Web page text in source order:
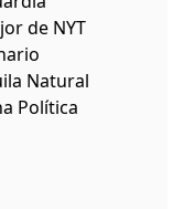
de NYT
Natural
Política